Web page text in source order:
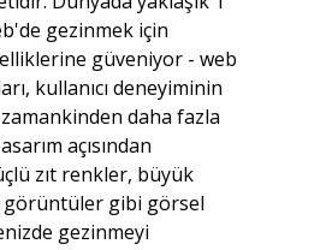
gezinmek için
güveniyor - web
kullanıcı deneyiminin
daha fazla
açısından
zıt renkler, büyük
gibi görsel
gezinmeyi